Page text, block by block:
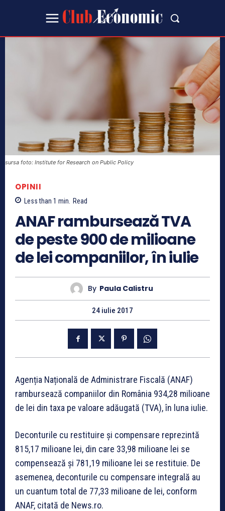
sursa foto: Institute for Research on Public Policy
OPINII
Less than 1 min. Read
ANAF rambursează TVA
de peste 900 de milioane
de lei companiilor, în iulie
By Paula Calistru
24 iulie 2017
Agenția Națională de Administrare Fiscală (ANAF)
rambursează companiilor din România 934,28 milioane
de lei din taxa pe valoare adăugată (TVA), în luna iulie.
Deconturile cu restituire şi compensare reprezintă
815,17 milioane lei, din care 33,98 milioane lei se
compensează şi 781,19 milioane lei se restituie. De
asemenea, deconturile cu compensare integrală au
un cuantum total de 77,33 milioane de lei, conform
ANAF, citată de News.ro.